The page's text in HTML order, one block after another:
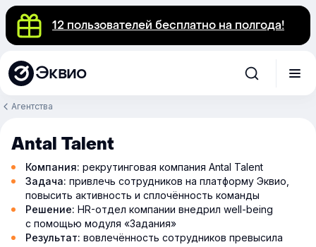
12 пользователей бесплатно на полгода!
Эквио
Агентства
Antal Talent
Компания: рекрутинговая компания Antal Talent
Задача: привлечь сотрудников на платформу Эквио,
повысить активность и сплочённость команды
Решение: HR-отдел компании внедрил well-being
с помощью модуля «Задания»
Результат: вовлечённость сотрудников превысила